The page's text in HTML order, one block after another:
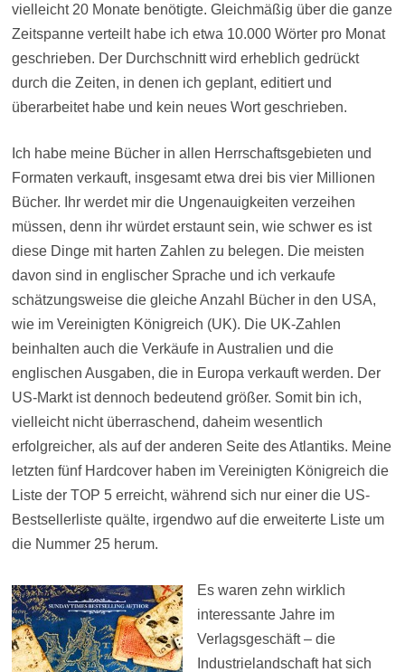
vielleicht 20 Monate benötigte. Gleichmäßig über die ganze
Zeitspanne verteilt habe ich etwa 10.000 Wörter pro Monat
geschrieben. Der Durchschnitt wird erheblich gedrückt
durch die Zeiten, in denen ich geplant, editiert und
überarbeitet habe und kein neues Wort geschrieben.
Ich habe meine Bücher in allen Herrschaftsgebieten und
Formaten verkauft, insgesamt etwa drei bis vier Millionen
Bücher. Ihr werdet mir die Ungenauigkeiten verzeihen
müssen, denn ihr würdet erstaunt sein, wie schwer es ist
diese Dinge mit harten Zahlen zu belegen. Die meisten
davon sind in englischer Sprache und ich verkaufe
schätzungsweise die gleiche Anzahl Bücher in den USA,
wie im Vereinigten Königreich (UK). Die UK-Zahlen
beinhalten auch die Verkäufe in Australien und die
englischen Ausgaben, die in Europa verkauft werden. Der
US-Markt ist dennoch bedeutend größer. Somit bin ich,
vielleicht nicht überraschend, daheim wesentlich
erfolgreicher, als auf der anderen Seite des Atlantiks. Meine
letzten fünf Hardcover haben im Vereinigten Königreich die
Liste der TOP 5 erreicht, während sich nur einer die US-
Bestsellerliste quälte, irgendwo auf die erweiterte Liste um
die Nummer 25 herum.
Es waren zehn wirklich
interessante Jahre im
Verlagsgeschäft – die
Industrielandschaft hat sich